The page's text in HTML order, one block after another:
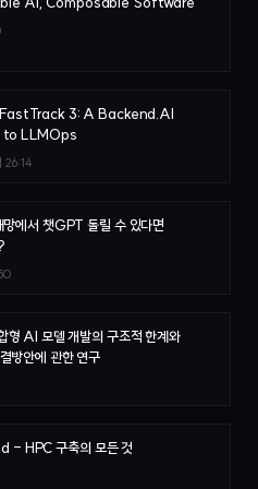
3: A Backend.AI
LLMOps
26:14
망에서 챗GPT 돌릴 수 있다면
형 AI 모델 개발의 구조적 한계와
방안에 관한 연구
- HPC 구축의 모든 것